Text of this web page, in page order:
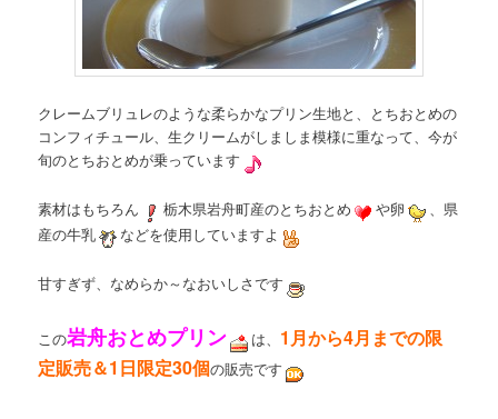
クレームブリュレのような柔らかなプリン生地と、とちおとめの
コンフィチュール、生クリームがしましま模様に重なって、今が
旬のとちおとめが乗っています
素材はもちろん 栃木県岩舟町産のとちおとめ や卵
、県
産の牛乳
などを使用していますよ
甘すぎず、なめらか～なおいしさです
この岩舟おとめプリン は、 1月から4月までの限
定販売＆1日限定30個の販売です